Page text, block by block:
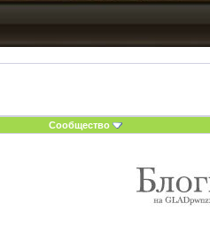
Сообщество